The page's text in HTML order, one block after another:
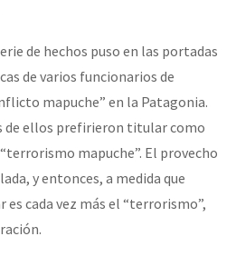
de hechos puso en las portadas
de varios funcionarios de
mapuche” en la Patagonia.
de ellos prefirieron titular como
mapuche”. El provecho
y entonces, a medida que
cada vez más el “terrorismo”,